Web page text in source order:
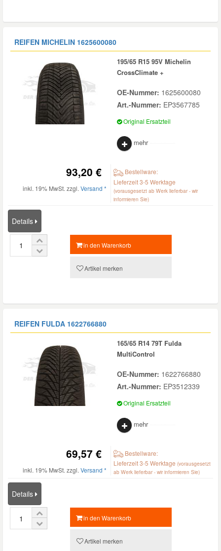
REIFEN MICHELIN 1625600080
195/65 R15 95V Michelin
CrossClimate +
OE-Nummer: 1625600080
Art.-Nummer: EP3567785
Original Ersatzteil
mehr
93,20 €
inkl. 19% MwSt. zzgl. Versand *
Bestellware:
Lieferzeit 3-5 Werktage
(vorausgesetzt ab Werk lieferbar - wir
informieren Sie)
Details
in den Warenkorb
Artikel merken
REIFEN FULDA 1622766880
165/65 R14 79T Fulda
MultiControl
OE-Nummer: 1622766880
Art.-Nummer: EP3512339
Original Ersatzteil
mehr
69,57 €
inkl. 19% MwSt. zzgl. Versand *
Bestellware:
Lieferzeit 3-5 Werktage (vorausgesetzt
ab Werk lieferbar - wir informieren Sie)
Details
in den Warenkorb
Artikel merken